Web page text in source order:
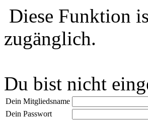
Diese Funktion
zugänglich.
Du bist nicht
Dein Mitgliedsname
Dein Passwort